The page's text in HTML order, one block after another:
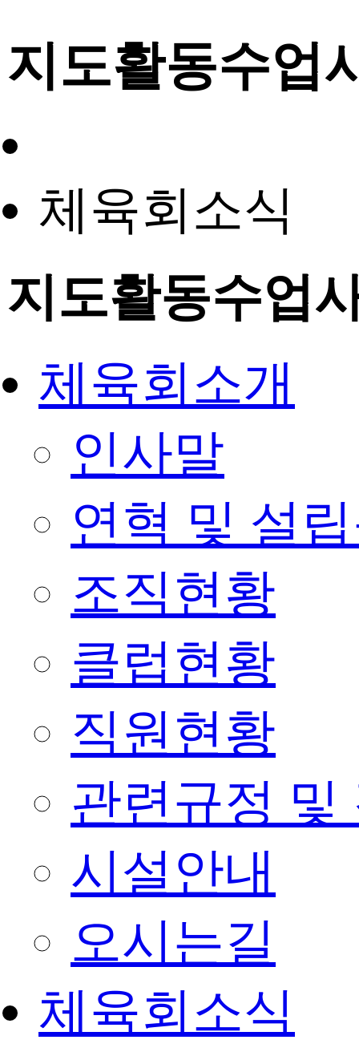
지도활동수업
체육회소식
지도활동수업
체육회소개
인사말
연혁 및 설
조직현황
클럽현황
직원현황
관련규정 및
시설안내
오시는길
체육회소식